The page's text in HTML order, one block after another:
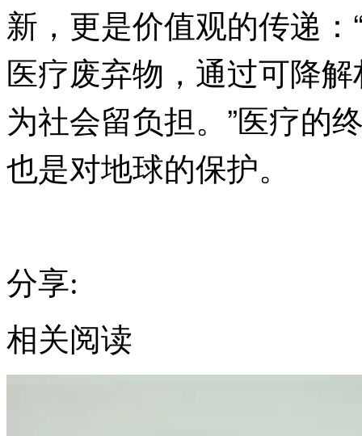
新，更是价值观的传递
医疗废弃物，通过可降
为社会留负担。”医疗的
也是对地球的保护。
分享:
相关阅读